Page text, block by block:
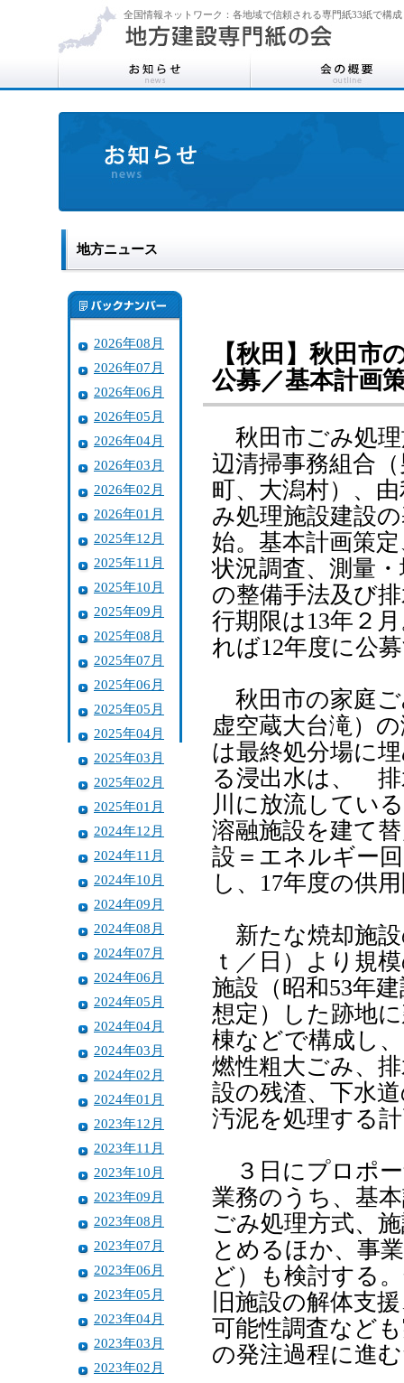
全国情報ネットワーク：各地域で信頼される専門紙33紙で構成
地方ニュース
2026年08月
2026年07月
2026年06月
2026年05月
2026年04月
2026年03月
2026年02月
2026年01月
2025年12月
2025年11月
2025年10月
2025年09月
2025年08月
2025年07月
2025年06月
2025年05月
2025年04月
2025年03月
2025年02月
2025年01月
2024年12月
2024年11月
2024年10月
2024年09月
2024年08月
2024年07月
2024年06月
2024年05月
2024年04月
2024年03月
2024年02月
2024年01月
2023年12月
2023年11月
2023年10月
2023年09月
2023年08月
2023年07月
2023年06月
2023年05月
2023年04月
2023年03月
2023年02月
【秋田】秋田市
公募／基本計画
秋田市ごみ処理
辺清掃事務組合
町、大潟村）、
み処理施設建設
始。基本計画策
状況調査、測量
の整備手法及び
行期限は13年２
れば12年度に公
秋田市の家庭ご
虚空蔵大台滝）
は最終処分場に
る浸出水は、 排
川に放流してい
溶融施設を建て
設＝エネルギー
し、17年度の供
新たな焼却施設
ｔ／日）より規
施設（昭和53年
想定）した跡地
棟などで構成し
燃性粗大ごみ、
設の残渣、下水
汚泥を処理する
３日にプロポー
業務のうち、基
ごみ処理方式、
とめるほか、事
ど）も検討する
旧施設の解体支
可能性調査など
の発注過程に進